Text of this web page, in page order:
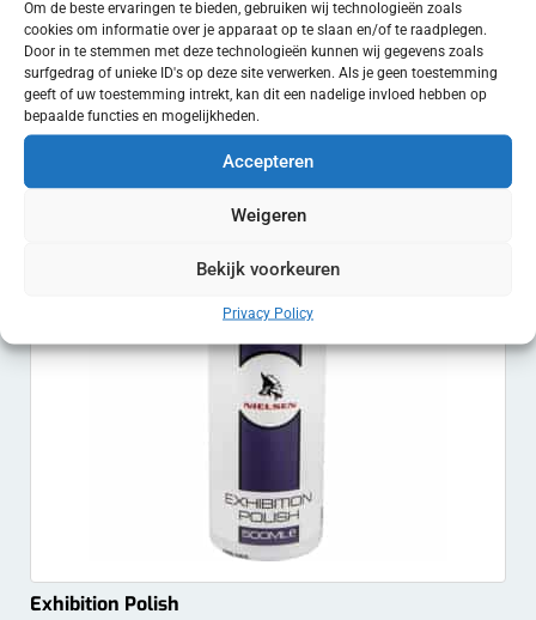
Om de beste ervaringen te bieden, gebruiken wij technologieën zoals
cookies om informatie over je apparaat op te slaan en/of te raadplegen.
Door in te stemmen met deze technologieën kunnen wij gegevens zoals
surfgedrag of unieke ID's op deze site verwerken. Als je geen toestemming
geeft of uw toestemming intrekt, kan dit een nadelige invloed hebben op
bepaalde functies en mogelijkheden.
Accepteren
Weigeren
Bekijk voorkeuren
Privacy Policy
Cherry Shampoo
€12.50 - €33.25 EXCL. BTW
Opties selecteren
Exhibition Polish